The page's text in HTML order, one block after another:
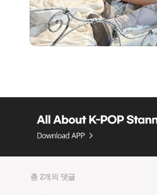
총 2개의 댓글